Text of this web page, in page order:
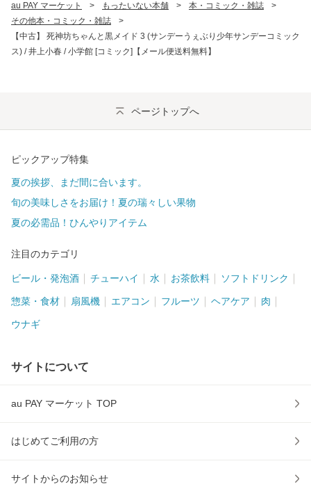
au PAY マーケット > もったいない本舗 > 本・コミック・雑誌
>
その他本・コミック・雑誌
>
【中古】 死神坊ちゃんと黒メイド 3 (サンデーうぇぶり少年サンデーコミック
ス) / 井上小春 / 小学館 [コミック]【メール便送料無料】
ページトップへ
ピックアップ特集
夏の挨拶、まだ間に合います。
旬の美味しさをお届け！夏の瑞々しい果物
夏の必需品！ひんやりアイテム
注目のカテゴリ
ビール・発泡酒 チューハイ 水 お茶飲料 ソフトドリンク
惣菜・食材 扇風機 エアコン フルーツ ヘアケア 肉
ウナギ
サイトについて
au PAY マーケット TOP
はじめてご利用の方
サイトからのお知らせ